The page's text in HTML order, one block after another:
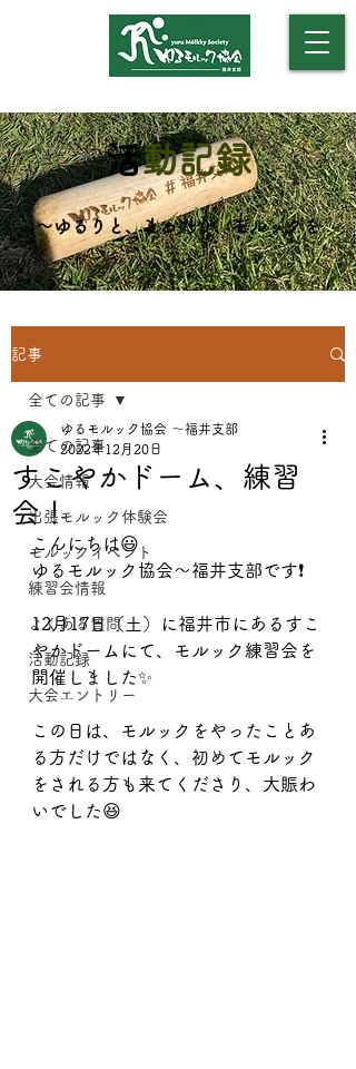
​活動記録
​～ゆるりと、まったり、モルックを
～
記事
全ての記事
大会情報
出張モルック体験会
モルックイベント
練習会情報
よくある質問
活動記録
大会エントリー
全ての記事
すこやかドーム、練習
会！
ゆるモルック協会 〜福井支部
2022年12月20日
こんにちは😃
ゆるモルック協会〜福井支部です❗️
12月17日（土）に福井市にあるすこ
やかドームにて、モルック練習会を
開催しました✨
この日は、モルックをやったことあ
る方だけではなく、初めてモルック
をされる方も来てくださり、大賑わ
いでした😆